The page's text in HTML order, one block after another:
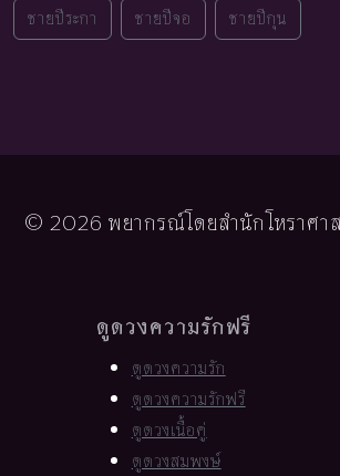
ชายปีระกา ชายปีจอ ชายปีกุน
© 2026 พยากรณ์โดยสำนักโหราศา
ดูดวงความรักฟรี
ดูดวงความรัก
ดูดวงความรักฟรี
ดูดวงเนื้อคู่
ดูดวงสมพงษ์